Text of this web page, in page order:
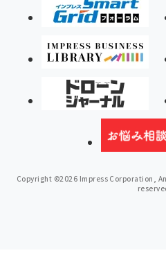
Copyright ©2026 Impress Corporation,